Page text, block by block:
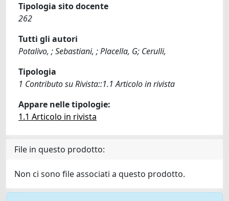
Tipologia sito docente
262
Tutti gli autori
Potalivo, ; Sebastiani, ; Placella, G; Cerulli,
Tipologia
1 Contributo su Rivista::1.1 Articolo in rivista
Appare nelle tipologie:
1.1 Articolo in rivista
File in questo prodotto:
Non ci sono file associati a questo prodotto.